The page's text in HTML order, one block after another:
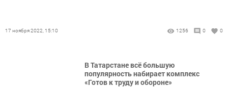
17 ноября 2022, 15:10 1256 0 0
В Татарстане всё большую
популярность набирает комплекс
«Готов к труду и обороне»